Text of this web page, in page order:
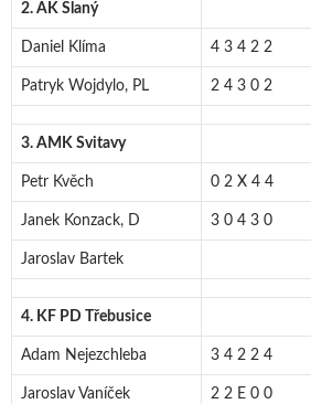
2. AK Slaný
Daniel Klíma 4 3 4 2 2
Patryk Wojdylo, PL 2 4 3 0 2
3. AMK Svitavy
Petr Kvěch 0 2 X 4 4
Janek Konzack, D 3 0 4 3 0
Jaroslav Bartek
4. KF PD Třebusice
Adam Nejezchleba 3 4 2 2 4
Jaroslav Vaníček 2 2 E 0 0